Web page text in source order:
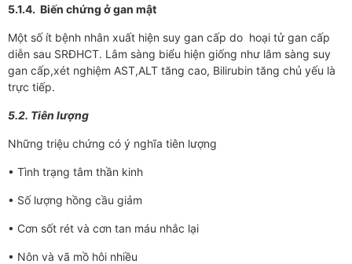
5.1.4. Biến chứng ở gan mật
Một số ít bệnh nhân xuất hiện suy gan cấp do hoại tử gan cấp
diễn sau SRĐHCT. Lâm sàng biểu hiện giống như lâm sàng suy
gan cấp,xét nghiệm AST,ALT tăng cao, Bilirubin tăng chủ yếu là
trực tiếp.
5.2. Tiên lượng
Những triệu chứng có ý nghĩa tiên lượng
• Tình trạng tâm thần kinh
• Số lượng hồng cầu giảm
• Cơn sốt rét và cơn tan máu nhắc lại
• Nôn và vã mồ hôi nhiều